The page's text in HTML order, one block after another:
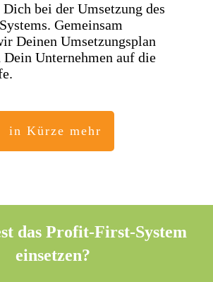
bei der Umsetzung des
Gemeinsam
Deinen Umsetzungsplan
Dein Unternehmen auf die
in Kürze mehr
das Profit-First-System
einsetzen?